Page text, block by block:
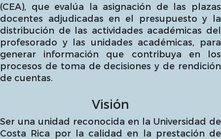
(CEA), que evalúa la asignación de las plazas
docentes adjudicadas en el presupuesto y la
distribución de las actividades académicas del
profesorado y las unidades académicas, para
generar información que contribuya en los
procesos de toma de decisiones y de rendición
de cuentas.
Visión
Ser una unidad reconocida en la Universidad de
Costa Rica por la calidad en la prestación de